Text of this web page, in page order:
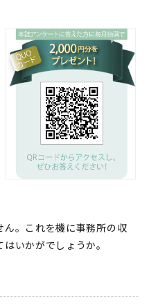
。これを機に事務所の収
いかがでしょうか。